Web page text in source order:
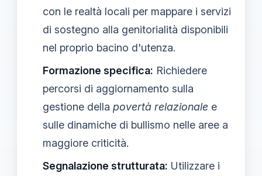
con le realtà locali per mappare i servizi
di sostegno alla genitorialità disponibili
nel proprio bacino d'utenza.
Formazione specifica: Richiedere
percorsi di aggiornamento sulla
gestione della povertà relazionale e
sulle dinamiche di bullismo nelle aree a
maggiore criticità.
Segnalazione strutturata: Utilizzare i